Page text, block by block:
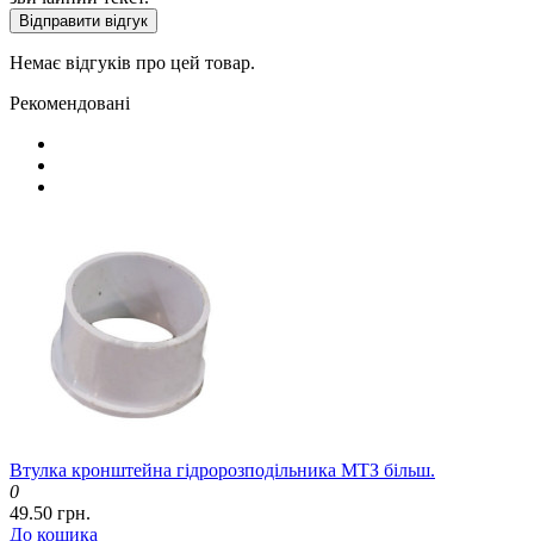
Відправити відгук
Немає відгуків про цей товар.
Рекомендовані
Втулка кронштейна гідророзподільника МТЗ більш.
0
49.50 грн.
До кошика